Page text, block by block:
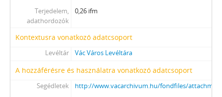
Terjedelem,
adathordozók
0,26 ifm
Kontextusra vonatkozó adatcsoport
Levéltár Vác Város Levéltára
A hozzáférésre és használatra vonatkozó adatcsoport
Segédletek
http://www.vacarchivum.hu/fondfiles/